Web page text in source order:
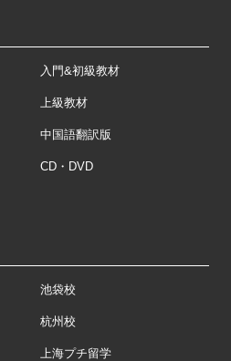
入門&初級教材
上級教材
中国語翻訳版
CD・DVD
池袋校
杭州校
上海プチ留学